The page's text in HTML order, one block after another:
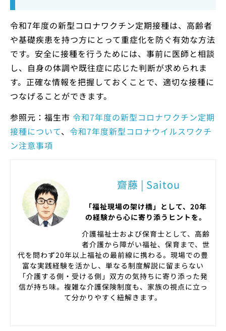
令和7年度の新型コロナワクチン定期接種は、高齢者
や基礎疾患を持つ方にとって重症化を防ぐ有効な方法
です。安全に接種を行うためには、事前に医師と相談
し、自身の体調や既往症に応じた判断が求められま
す。正確な情報を把握しておくことで、適切な接種に
つなげることができます。
参照元：福生市 令和7年度の新型コロナワクチン定期
接種について、 令和7年度新型コロナウイルスワクチ
ン注意事項
齋藤 | Saitou
「福祉現場の架け橋」として、20年
の経験から心に寄り添うヒントを。
介護福祉士および保育士として、高齢
者介護から障がい福祉、保育まで、世
代を問わず20年以上福祉の最前線に携わる。現場での豊
富な実践経験を活かし、単なる制度解説に留まらない
「介護する側・受ける側」双方の気持ちに寄り添った発
信が持ち味。複雑な介護保険制度も、家族の視点に立っ
て分かりやすく紐解きます。